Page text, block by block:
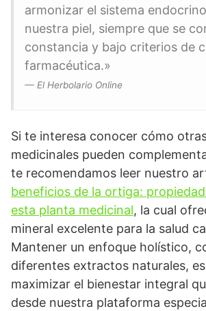
armonizar el sistema
nuestra piel, siempre que se
constancia y bajo criterios de
farmacéutica.»
— El Herbolario Online
Si te interesa conocer cómo
medicinales pueden
te recomendamos leer nuestro
beneficios de la ortiga:
esta planta medicinal, la cual
mineral excelente para la salud
Mantener un enfoque holístico,
diferentes extractos naturales,
maximizar el bienestar integral
desde nuestra plataforma